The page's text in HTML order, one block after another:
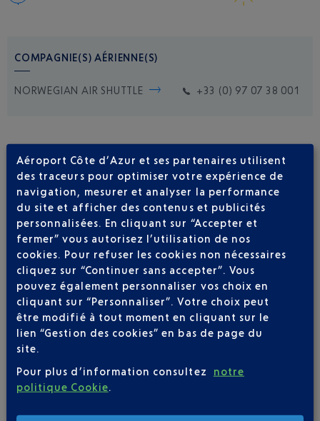
COMPAGNIE(S) AÉRIENNE(S)
NORWEGIAN AIR SHUTTLE +33 (0) 97 07 38 001
Soyez notifié(e) de
toutes les évolutions
pour ce vol
SUIVRE CE VOL
Aéroport Côte d’Azur et ses partenaires utilisent
des traceurs pour optimiser votre expérience de
navigation, mesurer et analyser la performance
du site et afficher des contenus et publicités
personnalisées. En cliquant sur “Accepter et
fermer” vous autorisez l’utilisation de nos
cookies. Pour refuser les cookies non nécessaires
cliquez sur “Continuer sans accepter”. Vous
pouvez également personnaliser vos choix en
cliquant sur “Personnaliser”. Votre choix peut
être modifié à tout moment en cliquant sur le
lien “Gestion des cookies” en bas de page du
site.
Pour plus d’information consultez
notre
politique Cookie.